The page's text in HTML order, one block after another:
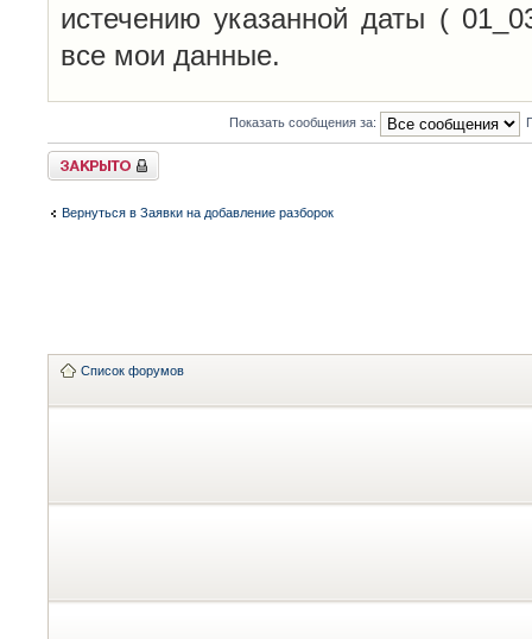
истечению указанной даты (
все мои данные.
Показать сообщения за:
Закрыто
Вернуться в Заявки на добавление разборок
Список форумов